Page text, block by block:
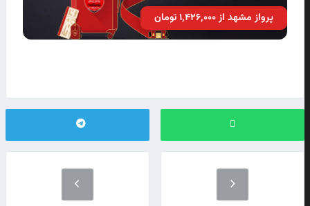
پرواز مشهد از ۱٬۴۲۶٬۰۰۰ تومان